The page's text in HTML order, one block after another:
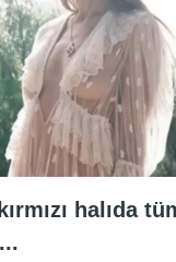
halıda